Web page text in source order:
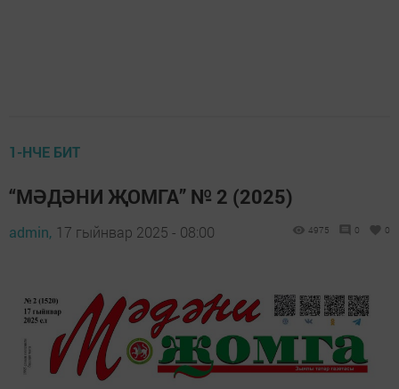
1-НЧЕ БИТ
“МӘДӘНИ ҖОМГА” № 2 (2025)
admin, 17 гыйнвар 2025 - 08:00 4975 0 0